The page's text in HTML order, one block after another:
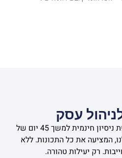
עסק
התחילו עוד היום עם תקופת ניסיון חינמית למשך 45 יום של
המציעה את כל התכונות. ללא
רק יעילות טהורה.